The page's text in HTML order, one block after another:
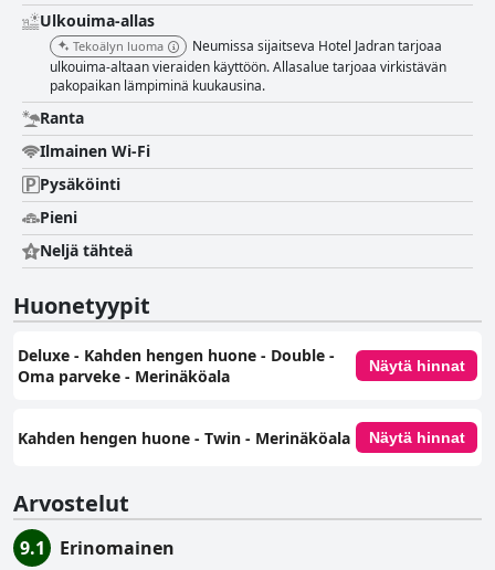
Ulkouima-allas
Tekoälyn luoma
Neumissa sijaitseva Hotel Jadran tarjoaa
ulkouima-altaan vieraiden käyttöön. Allasalue tarjoaa virkistävän
pakopaikan lämpiminä kuukausina.
Ranta
Ilmainen Wi-Fi
Pysäköinti
Pieni
Neljä tähteä
Huonetyypit
Deluxe - Kahden hengen huone - Double -
Oma parveke - Merinäköala
Näytä hinnat
Kahden hengen huone - Twin - Merinäköala Näytä hinnat
Arvostelut
9.1 Erinomainen